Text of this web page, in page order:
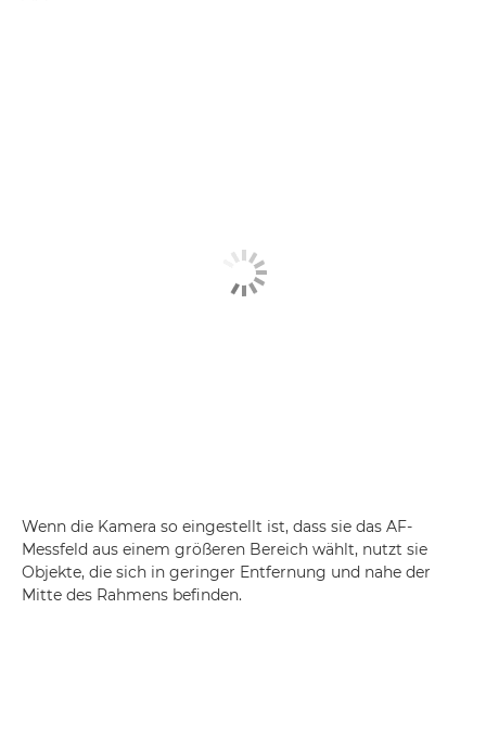
Wenn die Kamera so eingestellt ist, dass sie das AF-
Messfeld aus einem größeren Bereich wählt, nutzt sie
Objekte, die sich in geringer Entfernung und nahe der
Mitte des Rahmens befinden.